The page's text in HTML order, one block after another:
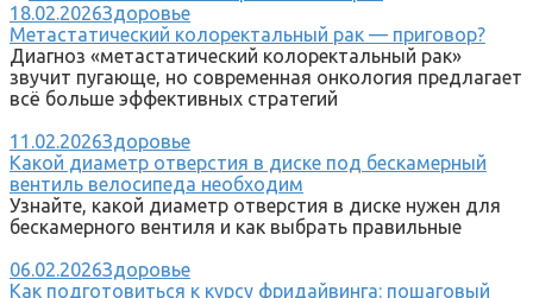
18.02.2026Здоровье
Метастатический колоректальный рак — приговор?
Диагноз «метастатический колоректальный рак»
звучит пугающе, но современная онкология предлагает
всё больше эффективных стратегий
11.02.2026Здоровье
Какой диаметр отверстия в диске под бескамерный
вентиль велосипеда необходим
Узнайте, какой диаметр отверстия в диске нужен для
бескамерного вентиля и как выбрать правильные
06.02.2026Здоровье
Как подготовиться к курсу фридайвинга: пошаговый